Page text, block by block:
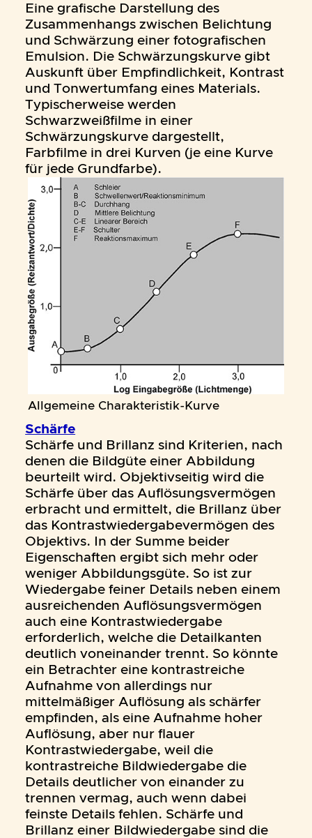
Eine grafische Darstellung des
Zusammenhangs zwischen Belichtung
und Schwärzung einer fotografischen
Emulsion. Die Schwärzungskurve gibt
Auskunft über Empfindlichkeit, Kontrast
und Tonwertumfang eines Materials.
Typischerweise werden
Schwarzweißfilme in einer
Schwärzungskurve dargestellt,
Farbfilme in drei Kurven (je eine Kurve
für jede Grundfarbe).
Allgemeine Charakteristik-Kurve
Schärfe
Schärfe und Brillanz sind Kriterien, nach
denen die Bildgüte einer Abbildung
beurteilt wird. Objektivseitig wird die
Schärfe über das Auflösungsvermögen
erbracht und ermittelt, die Brillanz über
das Kontrastwiedergabevermögen des
Objektivs. In der Summe beider
Eigenschaften ergibt sich mehr oder
weniger Abbildungsgüte. So ist zur
Wiedergabe feiner Details neben einem
ausreichenden Auflösungsvermögen
auch eine Kontrastwiedergabe
erforderlich, welche die Detailkanten
deutlich voneinander trennt. So könnte
ein Betrachter eine kontrastreiche
Aufnahme von allerdings nur
mittelmäßiger Auflösung als schärfer
empfinden, als eine Aufnahme hoher
Auflösung, aber nur flauer
Kontrastwiedergabe, weil die
kontrastreiche Bildwiedergabe die
Details deutlicher von einander zu
trennen vermag, auch wenn dabei
feinste Details fehlen. Schärfe und
Brillanz einer Bildwiedergabe sind die